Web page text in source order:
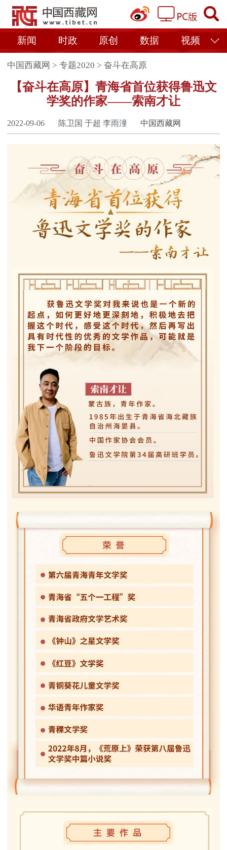
新闻 时政 原创 数据 视频
中国西藏网 >专题2020 >奋斗在高原
【奋斗在高原】青海省首位获得鲁迅文
学奖的作家——索南才让
2022-09-06 陈卫国 于超 李雨潼 中国西藏网